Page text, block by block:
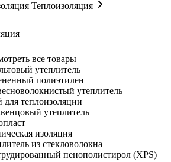
Теплоизоляция
все товары
утеплитель
полиэтилен
утеплитель
для теплоизоляции
утеплитель
изоляция
из стекловолокна
пенополистирол (XPS)